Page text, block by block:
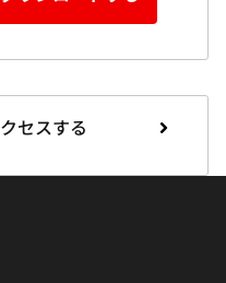
セスする